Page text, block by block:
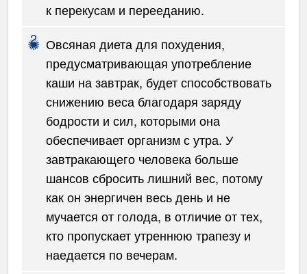
к перекусам и перееданию.
Овсяная диета для похудения,
предусматривающая употребление
каши на завтрак, будет способствовать
снижению веса благодаря заряду
бодрости и сил, которыми она
обеспечивает организм с утра. У
завтракающего человека больше
шансов сбросить лишний вес, потому
как он энергичен весь день и не
мучается от голода, в отличие от тех,
кто пропускает утреннюю трапезу и
наедается по вечерам.